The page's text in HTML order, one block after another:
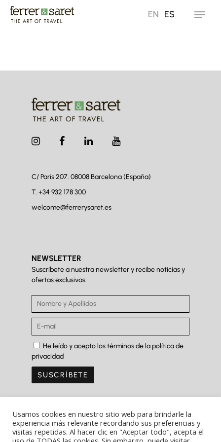
Skip
EN ES Menu
C/ Paris 207. 08008Barcelona (España)
T. +34 932 178 300
welcome@ferrerysaret.es
NEWSLETTER
Suscríbete a nuestra newsletter y recibe noticias y
ofertas exclusivas:
He leído y acepto los términos de la política de
privacidad
Copyright Ⓒ Ferrer&Saret 2022
Usamos cookies en nuestro sitio web para brindarle la
experiencia más relevante recordando sus preferencias y
visitas repetidas. Al hacer clic en "Aceptar todo", acepta el